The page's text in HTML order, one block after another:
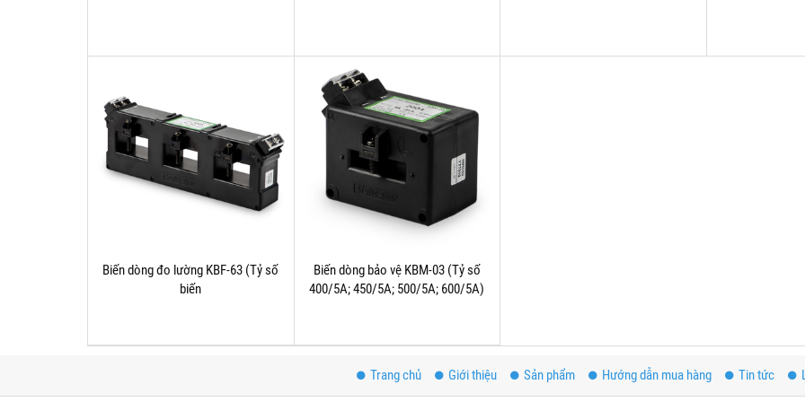
Biến dòng đo lường KBF-63 (Tỷ số
biến
Biến dòng bảo vệ KBM-03 (Tỷ số
400/5A; 450/5A; 500/5A; 600/5A)
Trang chủ Giới thiệu Sản phẩm Hướng dẫn mua hàng Tin tức